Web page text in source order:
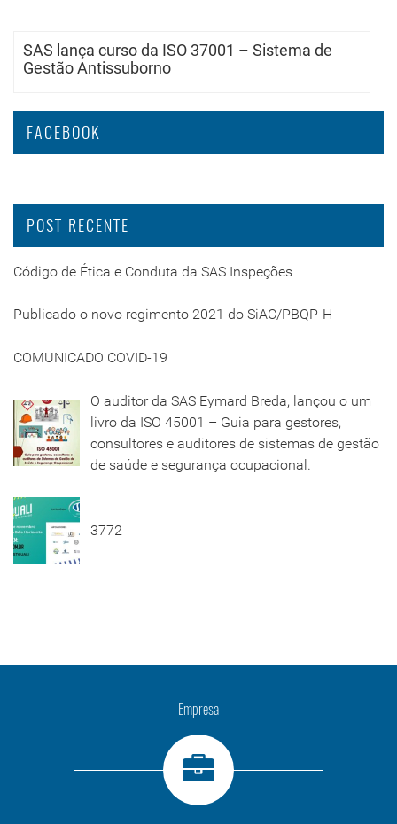
SAS lança curso da ISO 37001 – Sistema de
Gestão Antissuborno
FACEBOOK
POST RECENTE
Código de Ética e Conduta da SAS Inspeções
Publicado o novo regimento 2021 do SiAC/PBQP-H
COMUNICADO COVID-19
O auditor da SAS Eymard Breda, lançou o um
livro da ISO 45001 – Guia para gestores,
consultores e auditores de sistemas de gestão
de saúde e segurança ocupacional.
3772
Empresa